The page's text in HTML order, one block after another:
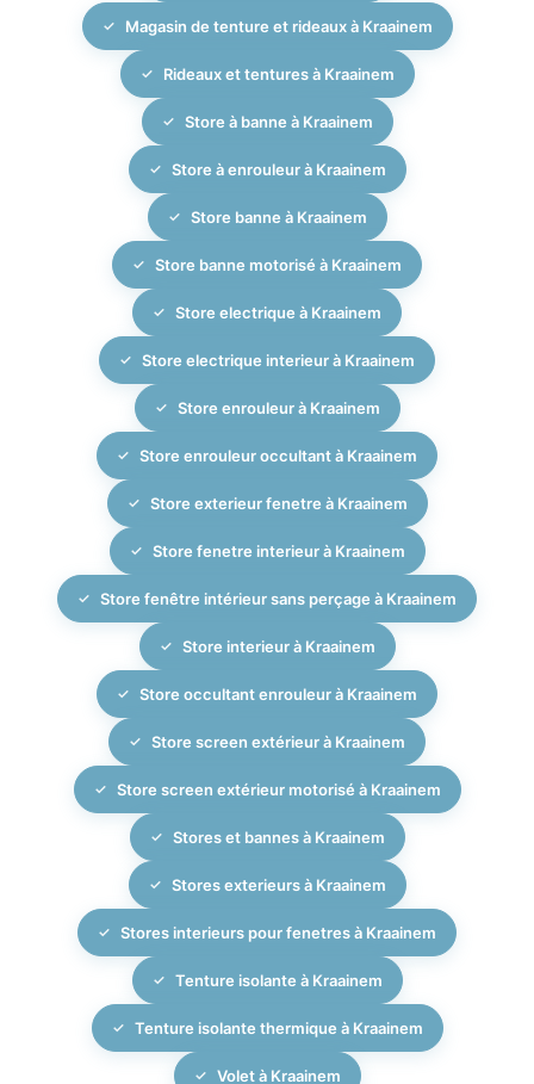
tissus intérieurs des rayons UV, et contribue à une
meilleure efficacité énergétique de votre habitation ou
de vos bureaux.
Magasin de tenture et rideaux à Kraainem
Rideaux et tentures à Kraainem
Store à banne à Kraainem
Store à enrouleur à Kraainem
Store banne à Kraainem
Store banne motorisé à Kraainem
Store electrique à Kraainem
Store electrique interieur à Kraainem
Store enrouleur à Kraainem
Store enrouleur occultant à Kraainem
Store exterieur fenetre à Kraainem
Store fenetre interieur à Kraainem
Store fenêtre intérieur sans perçage à Kraainem
Store interieur à Kraainem
Store occultant enrouleur à Kraainem
Store screen extérieur à Kraainem
Store screen extérieur motorisé à Kraainem
Stores et bannes à Kraainem
Stores exterieurs à Kraainem
Stores interieurs pour fenetres à Kraainem
Tenture isolante à Kraainem
Tenture isolante thermique à Kraainem
Volet à Kraainem